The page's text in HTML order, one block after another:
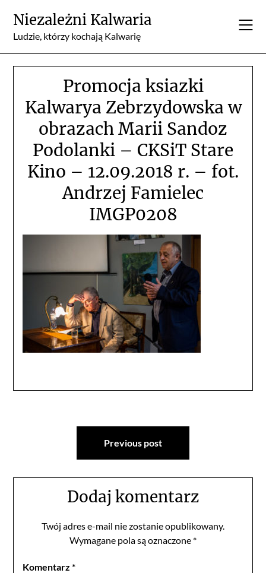
content
Niezależni Kalwaria
Ludzie, którzy kochają Kalwarię
Promocja ksiazki
Kalwarya Zebrzydowska w
obrazach Marii Sandoz
Podolanki – CKSiT Stare
Kino – 12.09.2018 r. – fot.
Andrzej Famielec
IMGP0208
Nawigacja
Previous post
Dodaj komentarz
Twój adres e-mail nie zostanie opublikowany.
Wymagane pola są oznaczone *
Komentarz*